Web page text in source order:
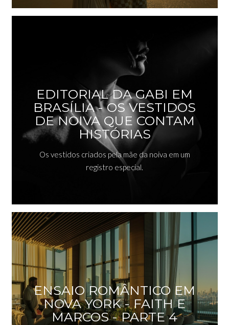
EDITORIAL DA GABI EM
BRASÍLIA - OS VESTIDOS
DE NOIVA QUE CONTAM
HISTÓRIAS
Os vestidos criados pela mãe da noiva em um
registro especial.
ENSAIO ROMÂNTICO EM
NOVA YORK - FAITH E
MARCOS - PARTE 4